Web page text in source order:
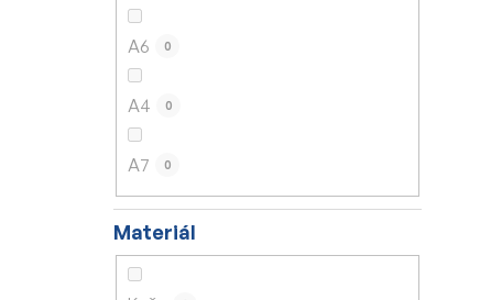
A6 0
A4 0
A7 0
Materiál